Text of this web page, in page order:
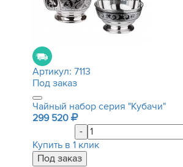
Артикул: 7113
Под заказ
Чайный набор серия "Кубачи"
299 520
-
Купить в 1 клик